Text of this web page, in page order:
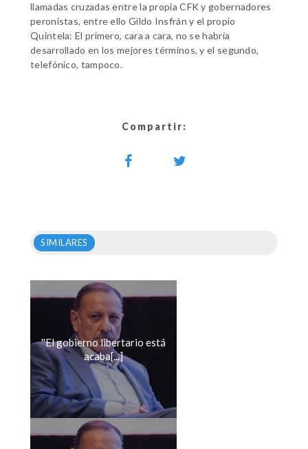
llamadas cruzadas entre la propia CFK y gobernadores
peronistas, entre ello Gildo Insfrán y el propio
Quintela: El primero, cara a cara, no se habría
desarrollado en los mejores términos, y el segundo,
telefónico, tampoco.
Compartir:
SIMILARES
''El gobierno libertario está
acaba[...]